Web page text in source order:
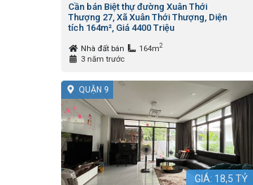
Cần bán Biệt thự đường Xuân Thới
Thượng 27, Xã Xuân Thới Thượng, Diện
tích 164m², Giá 4400 Triệu
Nhà đất bán 164m2
3 năm trước
QUẬN 9
GIÁ: 18,5 TỶ